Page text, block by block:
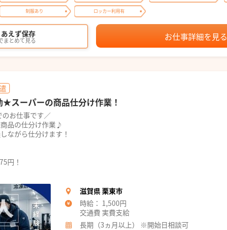
制服あり ロッカー利用有
えず保存
まとめて見る お仕事詳細を見る
スーパーの商品仕分け作業！
お仕事です／
品の仕分け作業♪
ながら仕分けます！
円！
滋賀県 栗東市
時給： 1,500円
交通費 実費支給
長期（3ヵ月以上） ※開始日相談可